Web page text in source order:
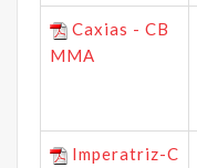
Caxias - CB
MMA
Imperatriz-C